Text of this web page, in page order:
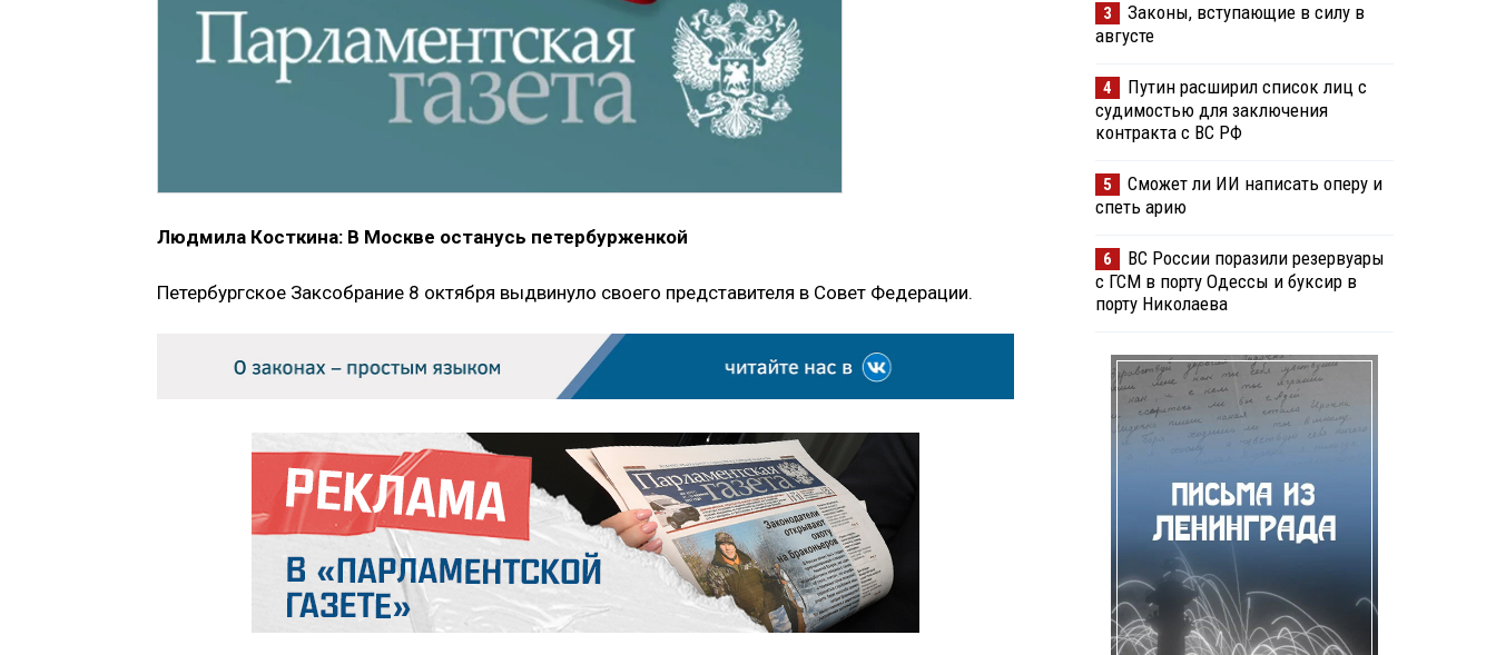
Людмила Косткина: В Москве останусь петербурженкой
Петербургское Заксобрание 8 октября выдвинуло своего представителя в Совет Федерации.
3
Законы, вступающие в силу в
августе
4
Путин расширил список лиц с
судимостью для заключения
контракта с ВС РФ
5
Сможет ли ИИ написать оперу и
спеть арию
6
ВС России поразили резервуары
с ГСМ в порту Одессы и буксир в
порту Николаева